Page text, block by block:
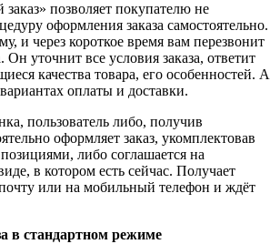
позволяет покупателю не
оформления заказа самостоятельно.
и через короткое время вам перезвонит
уточнит все условия заказа, ответит
качества товара, его особенностей. А
оплаты и доставки.
пользователь либо, получив
оформляет заказ, укомплектовав
либо соглашается на
в котором есть сейчас. Получает
или на мобильный телефон и ждёт
в стандартном режиме